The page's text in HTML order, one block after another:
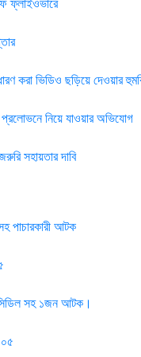
ফ্লাইওভারে
করা ভিডিও ছড়িয়ে দেওয়ার
নিয়ে যাওয়ার অভিযোগ
সহায়তার দাবি
পাচারকারী আটক
সহ ১জন আটক।